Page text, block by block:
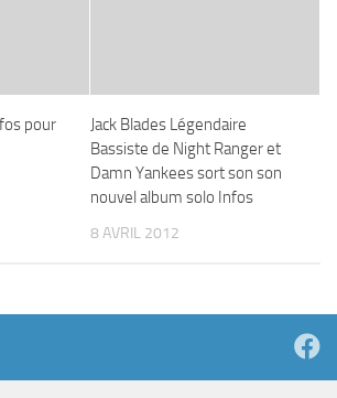
pour
Jack Blades Légendaire
Bassiste de Night Ranger et
Damn Yankees sort son son
nouvel album solo Infos
8 AVRIL 2012